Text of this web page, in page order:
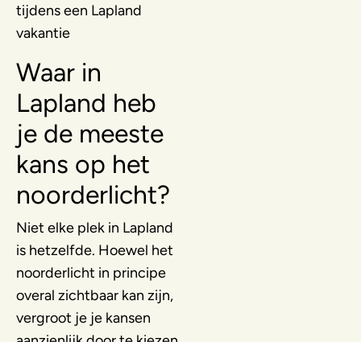
tijdens een Lapland
vakantie
Waar in
Lapland heb
je de meeste
kans op het
noorderlicht?
Niet elke plek in Lapland
is hetzelfde. Hoewel het
noorderlicht in principe
overal zichtbaar kan zijn,
vergroot je je kansen